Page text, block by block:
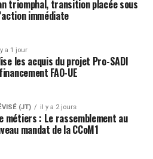
triomphal, transition placée sous
immédiate
a 1 jour
les acquis du projet Pro-SADI
FAO-UE
(JT) il y a 2 jours
métiers : Le rassemblement au
mandat de la CCoM1